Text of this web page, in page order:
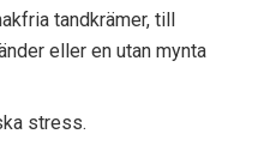
tandkrämer, till
eller en utan mynta
stress.